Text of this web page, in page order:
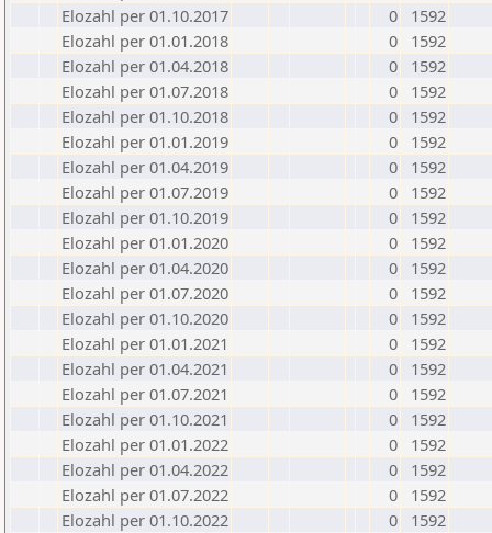
Elozahl per 01.10.2017
0
1592
Elozahl per 01.01.2018
0
1592
Elozahl per 01.04.2018
0
1592
Elozahl per 01.07.2018
0
1592
Elozahl per 01.10.2018
0
1592
Elozahl per 01.01.2019
0
1592
Elozahl per 01.04.2019
0
1592
Elozahl per 01.07.2019
0
1592
Elozahl per 01.10.2019
0
1592
Elozahl per 01.01.2020
0
1592
Elozahl per 01.04.2020
0
1592
Elozahl per 01.07.2020
0
1592
Elozahl per 01.10.2020
0
1592
Elozahl per 01.01.2021
0
1592
Elozahl per 01.04.2021
0
1592
Elozahl per 01.07.2021
0
1592
Elozahl per 01.10.2021
0
1592
Elozahl per 01.01.2022
0
1592
Elozahl per 01.04.2022
0
1592
Elozahl per 01.07.2022
0
1592
Elozahl per 01.10.2022
0
1592